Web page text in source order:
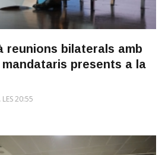
reunions bilaterals amb
presents a la
20:55